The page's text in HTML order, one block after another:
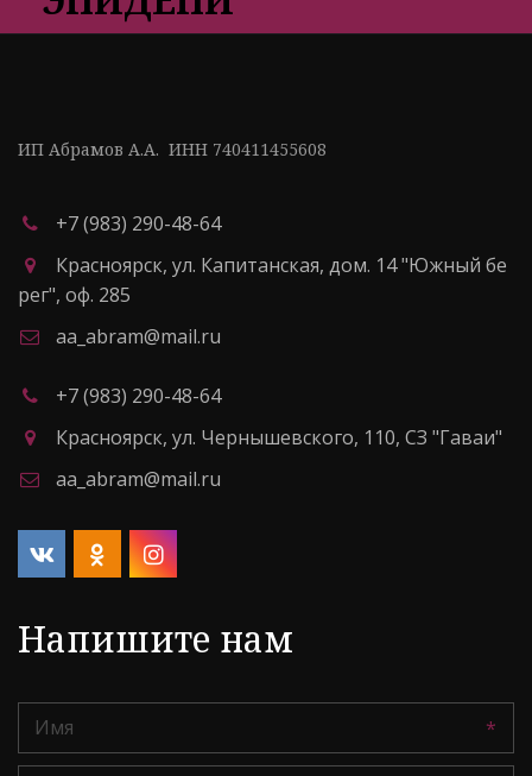
ИП Абрамов А.А.  ИНН 740411455608
+7 (983) 290-48-64
Красноярск, ул. Капитанская, дом. 14 "Южный бе
рег", оф. 285
aa_abram@mail.ru
+7 (983) 290-48-64
Красноярск, ул. Чернышевского, 110, СЗ "Гаваи"
aa_abram@mail.ru
Напишите нам
*